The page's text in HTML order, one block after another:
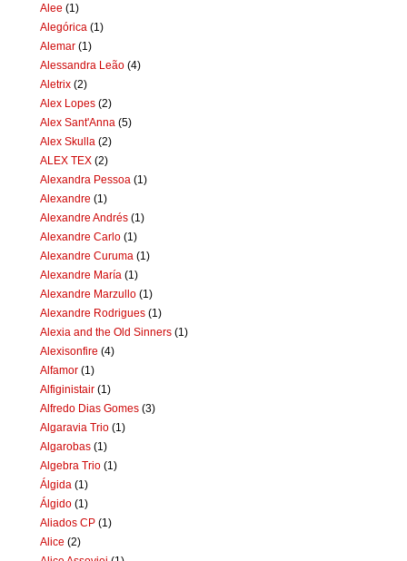
Alee (1)
Alegórica (1)
Alemar (1)
Alessandra Leão (4)
Aletrix (2)
Alex Lopes (2)
Alex Sant'Anna (5)
Alex Skulla (2)
ALEX TEX (2)
Alexandra Pessoa (1)
Alexandre (1)
Alexandre Andrés (1)
Alexandre Carlo (1)
Alexandre Curuma (1)
Alexandre María (1)
Alexandre Marzullo (1)
Alexandre Rodrigues (1)
Alexia and the Old Sinners (1)
Alexisonfire (4)
Alfamor (1)
Alfiginistair (1)
Alfredo Dias Gomes (3)
Algaravia Trio (1)
Algarobas (1)
Algebra Trio (1)
Álgida (1)
Álgido (1)
Aliados CP (1)
Alice (2)